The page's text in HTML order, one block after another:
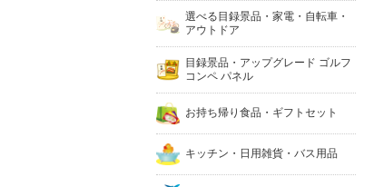
選べる目録景品・家電・自転車・
アウトドア
目録景品・アップグレード ゴルフ
コンペ パネル
お持ち帰り食品・ギフトセット
キッチン・日用雑貨・バス用品